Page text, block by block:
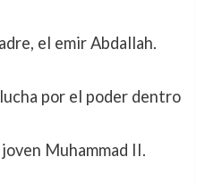
el emir Abdallah.
por el poder dentro
Muhammad II.